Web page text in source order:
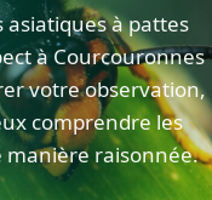
à pattes
à Courcouronnes
votre observation,
comprendre les
manière raisonnée.